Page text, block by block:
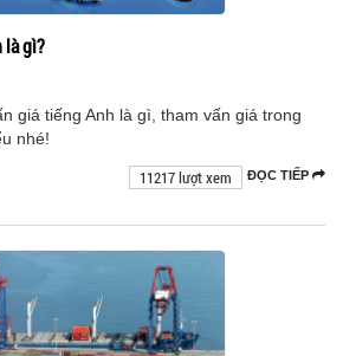
là gì?
giá tiếng Anh là gì, tham vấn giá trong
nhé!
ĐỌC TIẾP
11217 lượt xem